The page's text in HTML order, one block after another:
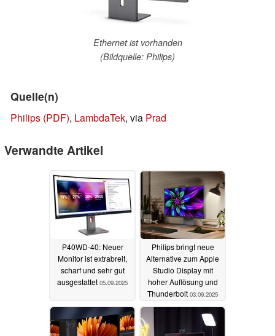
Ethernet ist vorhanden
(Bildquelle: Philips)
Quelle(n)
Philips (PDF), LambdaTek, via Prad
Verwandte Artikel
P40WD-40: Neuer
Monitor ist extrabreit,
scharf und sehr gut
ausgestattet 05.09.2025
Philips bringt neue
Alternative zum Apple
Studio Display mit
hoher Auflösung und
Thunderbolt 03.09.2025